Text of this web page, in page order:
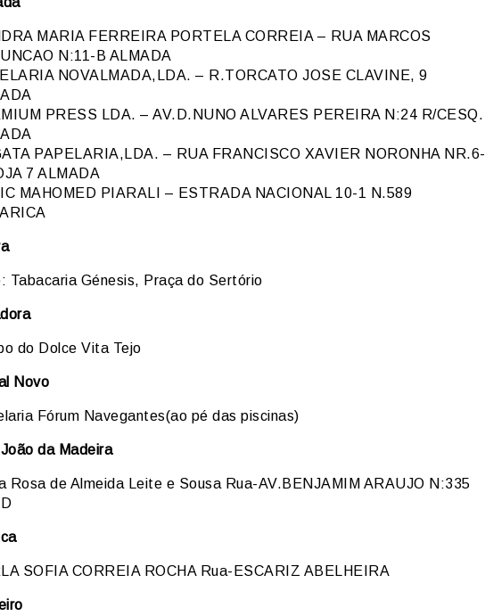
MARIA FERREIRA PORTELA CORREIA – RUA MARCOS
N:11-B ALMADA
NOVALMADA,LDA. – R.TORCATO JOSE CLAVINE, 9
PRESS LDA. – AV.D.NUNO ALVARES PEREIRA N:24 R/CESQ.
PAPELARIA,LDA. – RUA FRANCISCO XAVIER NORONHA NR.6-
7 ALMADA
MAHOMED PIARALI – ESTRADA NACIONAL 10-1 N.589
Tabacaria Génesis, Praça do Sertório
do Dolce Vita Tejo
Novo
Fórum Navegantes(ao pé das piscinas)
da Madeira
Rosa de Almeida Leite e Sousa Rua-AV.BENJAMIM ARAUJO N:335
SOFIA CORREIA ROCHA Rua-ESCARIZ ABELHEIRA